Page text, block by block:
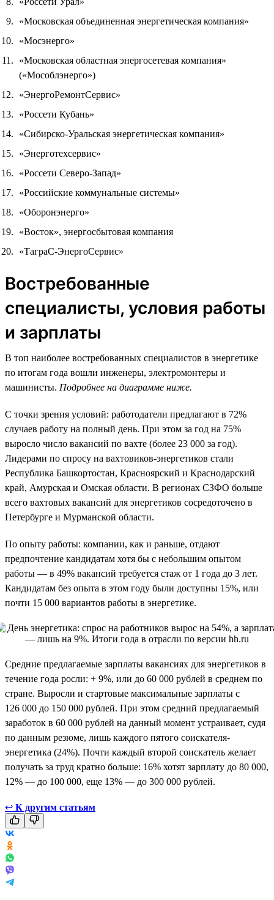
«Московская объединенная энергетическая компания»
«Мосэнерго»
«Московская областная энергосетевая компания»
(«Мособлэнерго»)
«ЭнергоРемонтСервис»
«Россети Кубань»
«Сибирско-Уральская энергетическая компания»
«Энерготехсервис»
«Россети Северо-Запад»
«Российские коммунальные системы»
«Оборонэнерго»
«Восток», энергосбытовая компания
«ТаграС-ЭнергоСервис»
Востребованные
специалисты, условия работы
и зарплаты
В топ наиболее востребованных специалистов в энергетике
по итогам года вошли инженеры, электромонтеры и
машинисты. Подробнее на диаграмме ниже.
С точки зрения условий: работодатели предлагают в 72%
случаев работу на полный день. При этом за год на 75%
выросло число вакансий по вахте (более 23 000 за год).
Лидерами по спросу на вахтовиков-энергетиков стали
Республика Башкортостан, Красноярский и Краснодарский
край, Амурская и Омская области. В регионах СЗФО больше
всего вахтовых вакансий для энергетиков сосредоточено в
Петербурге и Мурманской области.
По опыту работы: компании, как и раньше, отдают
предпочтение кандидатам хотя бы с небольшим опытом
работы — в 49% вакансий требуется стаж от 1 года до 3 лет.
Кандидатам без опыта в этом году были доступны 15%, или
почти 15 000 вариантов работы в энергетике.
Средние предлагаемые зарплаты вакансиях для энергетиков в
течение года росли: + 9%, или до 60 000 рублей в среднем по
стране. Выросли и стартовые максимальные зарплаты с
126 000 до 150 000 рублей. При этом средний предлагаемый
заработок в 60 000 рублей на данный момент устраивает, судя
по данным резюме, лишь каждого пятого соискателя-
энергетика (24%). Почти каждый второй соискатель желает
получать за труд кратно больше: 16% хотят зарплату до 80 000,
12% — до 100 000, еще 13% — до 300 000 рублей.
↩ К другим статьям